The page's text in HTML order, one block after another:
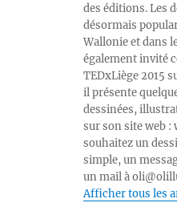
des éditions. Les
désormais
Wallonie et dans
également invité
TEDxLiège 2015
il présente
dessinées,
sur son site web :
souhaitez un
simple, un
un mail à
Afficher tous les